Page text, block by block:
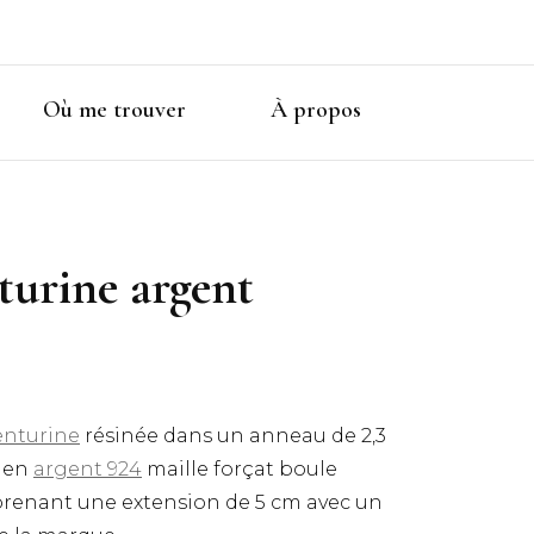
Où me trouver À propos
argent
résinée dans un anneau de 2,3
argent 924 maille forçat boule
une extension de 5 cm avec un